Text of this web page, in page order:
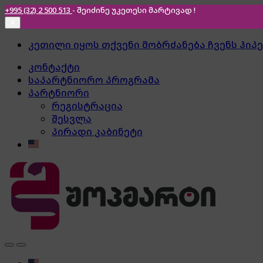
+995 (32) 2 500 513 - შეიძინე უკეთესი მარტივად !
Skip
navigation
Skip
content
კეთილი იყოს თქვენი მობრძანება ჩვენს
კონტაქტი
საპარტნიორო პროგრამა
პარტნიორი
რეგისტრაცია
შესვლა
პირადი კაბინეტი